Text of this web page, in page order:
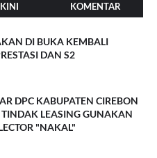
KOMENTAR
DI BUKA KEMBALI
DAN S2
DPC KABUPATEN CIREBON
LEASING GUNAKAN
"NAKAL"